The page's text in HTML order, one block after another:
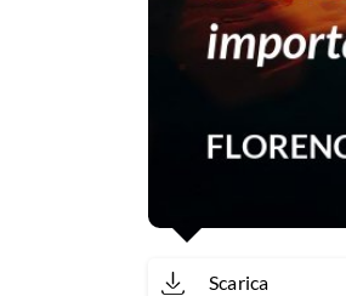
Scarica